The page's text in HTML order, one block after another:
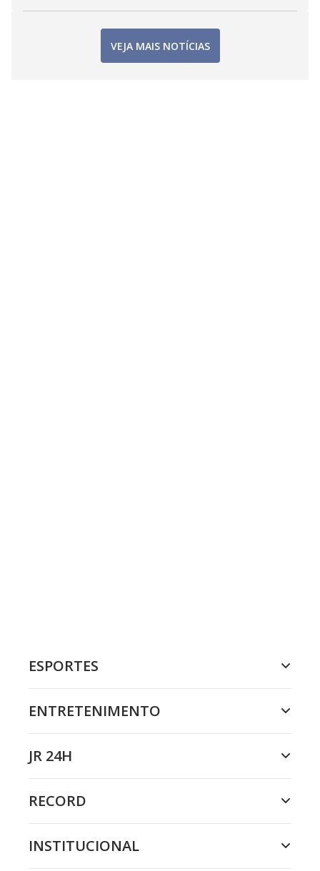
VEJA MAIS NOTÍCIAS
ESPORTES
ENTRETENIMENTO
JR 24H
RECORD
INSTITUCIONAL